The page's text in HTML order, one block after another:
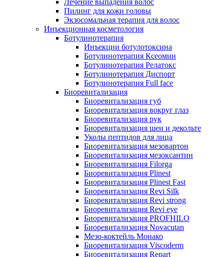
Лечение выпадения волос
Пилинг для кожи головы
Экзосомальная терапия для волос
Инъекционная косметология
Ботулинотерапия
Инъекции ботулотоксина
Ботулинотерапия Ксеомин
Ботулинотерапия Релатокс
Ботулинотерапия Диспорт
Ботулинотерапия Full face
Биоревитализация
Биоревитализация губ
Биоревитализация вокруг глаз
Биоревитализация рук
Биоревитализация шеи и декольте
Уколы пептидов для лица
Биоревитализация мезовартон
Биоревитализация мезоксантин
Биоревитализация Filorga
Биоревитализация Plinest
Биоревитализация Plinest Fast
Биоревитализация Revi Silk
Биоревитализация Revi strong
Биоревитализация Revi eye
Биоревитализация PROFHILO
Биоревитализация Novacutan
Мезо-коктейль Монако
Биоревитализация Viscoderm
Биоревитализация Repart